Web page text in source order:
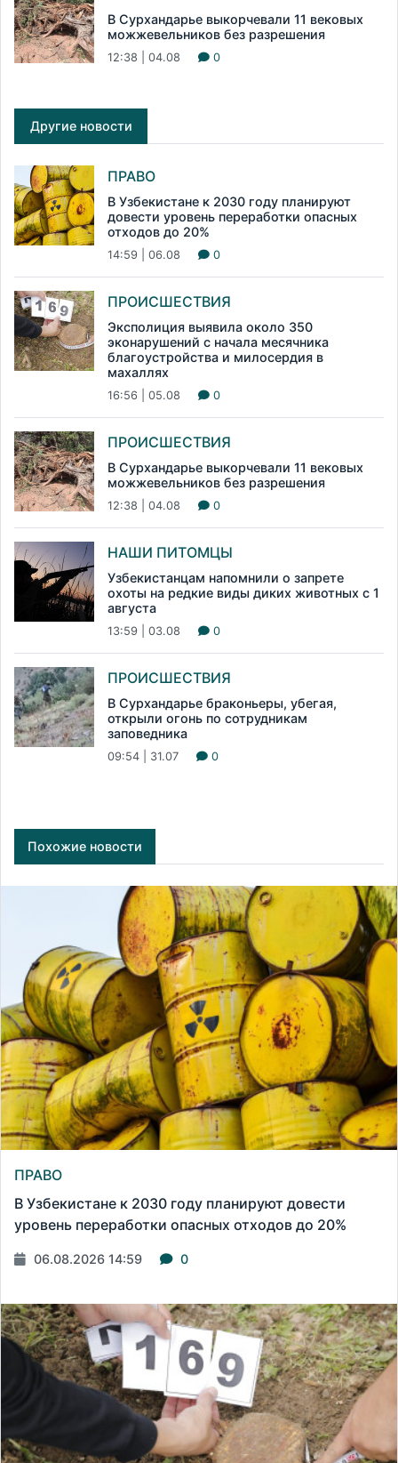
В Сурхандарье выкорчевали 11 вековых
можжевельников без разрешения
12:38 | 04.08 0
Другие новости
ПРАВО
В Узбекистане к 2030 году планируют
довести уровень переработки опасных
отходов до 20%
14:59 | 06.08 0
ПРОИСШЕСТВИЯ
Эксполиция выявила около 350
эконарушений с начала месячника
благоустройства и милосердия в
махаллях
16:56 | 05.08 0
ПРОИСШЕСТВИЯ
В Сурхандарье выкорчевали 11 вековых
можжевельников без разрешения
12:38 | 04.08 0
НАШИ ПИТОМЦЫ
Узбекистанцам напомнили о запрете
охоты на редкие виды диких животных с 1
августа
13:59 | 03.08 0
ПРОИСШЕСТВИЯ
В Сурхандарье браконьеры, убегая,
открыли огонь по сотрудникам
заповедника
09:54 | 31.07 0
Похожие новости
ПРАВО
В Узбекистане к 2030 году планируют довести
уровень переработки опасных отходов до 20%
06.08.2026 14:59 0